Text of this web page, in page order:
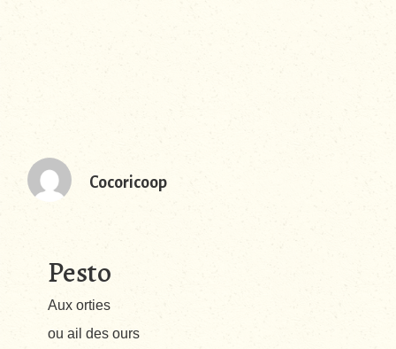
Cocoricoop
Pesto
Aux orties
ou ail des ours